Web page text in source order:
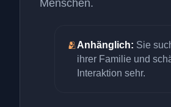
Menschen.
🫂Anhänglich: Sie
ihrer Familie und
Interaktion sehr.